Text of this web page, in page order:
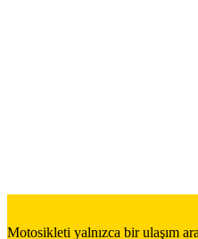
Motosikleti yalnızca bir ulaşım